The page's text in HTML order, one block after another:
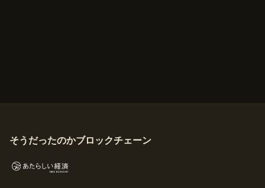
そうだったのかブロックチェーン